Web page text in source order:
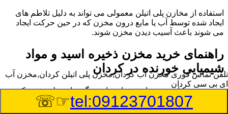
استفاده از مخازن پلی اتیلن معمولی می تواند به دلیل تلاطم های
ایجاد شده توسط آب یا مایع درون مخزن که در حین حرکت ایجاد
می شوند باعث آسیب دیدن مخزن شوند.
راهنمای خرید مخزن ذخیره اسید و مواد
شیمیایی خورنده در کردان
مخزن ذخیره اسید و مواد شیمیایی باید به گونه ای تولید شوند که
بتوانند در برابر چگالی نسبتا بالا و خورندگی انواع اسیدها مقاومت
کافی داشته باشند.به همین دلیل نمی توان در هر مخزنی اسید و مواد
تلفن تماس فوریمخزن آب کردان,مخزن پلی اتیلن کردان,مخزن آب
ای بی سی کردان
tel:09123701807
☞☏